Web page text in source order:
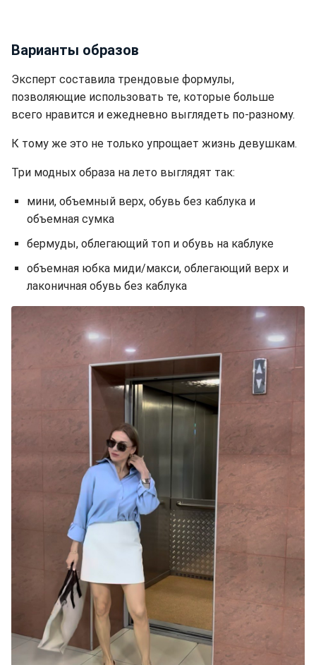
Варианты образов
Эксперт составила трендовые формулы,
позволяющие использовать те, которые больше
всего нравится и ежедневно выглядеть по-разному.
К тому же это не только упрощает жизнь девушкам.
Три модных образа на лето выглядят так:
мини, объемный верх, обувь без каблука и
объемная сумка
бермуды, облегающий топ и обувь на каблуке
объемная юбка миди/макси, облегающий верх и
лаконичная обувь без каблука